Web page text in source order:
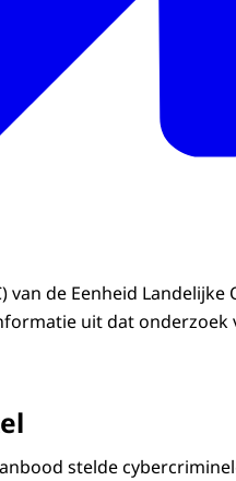
van de Eenheid
uit dat
stelde